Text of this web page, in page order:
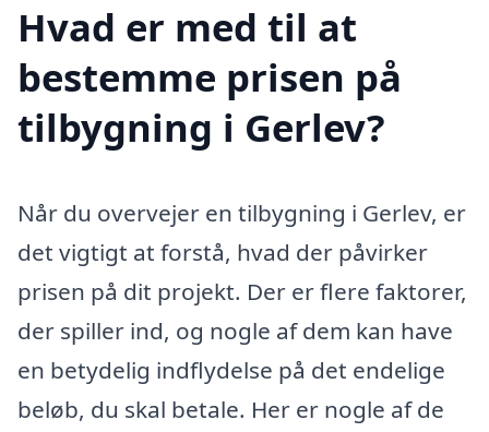
Hvad er med til at
bestemme prisen på
tilbygning i Gerlev?
Når du overvejer en tilbygning i Gerlev, er
det vigtigt at forstå, hvad der påvirker
prisen på dit projekt. Der er flere faktorer,
der spiller ind, og nogle af dem kan have
en betydelig indflydelse på det endelige
beløb, du skal betale. Her er nogle af de